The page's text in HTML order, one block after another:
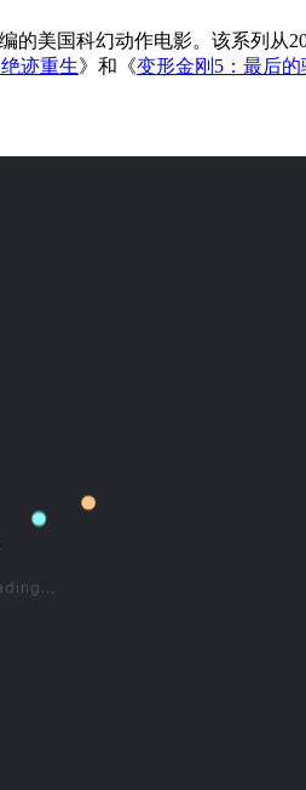
的美国科幻动作电影。该系列
迹重生》和《变形金刚5：最后的